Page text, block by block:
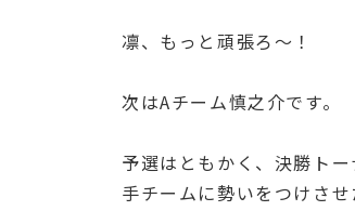
凛、もっと頑張ろ～！
次はAチーム慎之介です。
予選はともかく、決勝ト
手チームに勢いをつけさせ